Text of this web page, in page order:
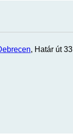
, Határ út 33